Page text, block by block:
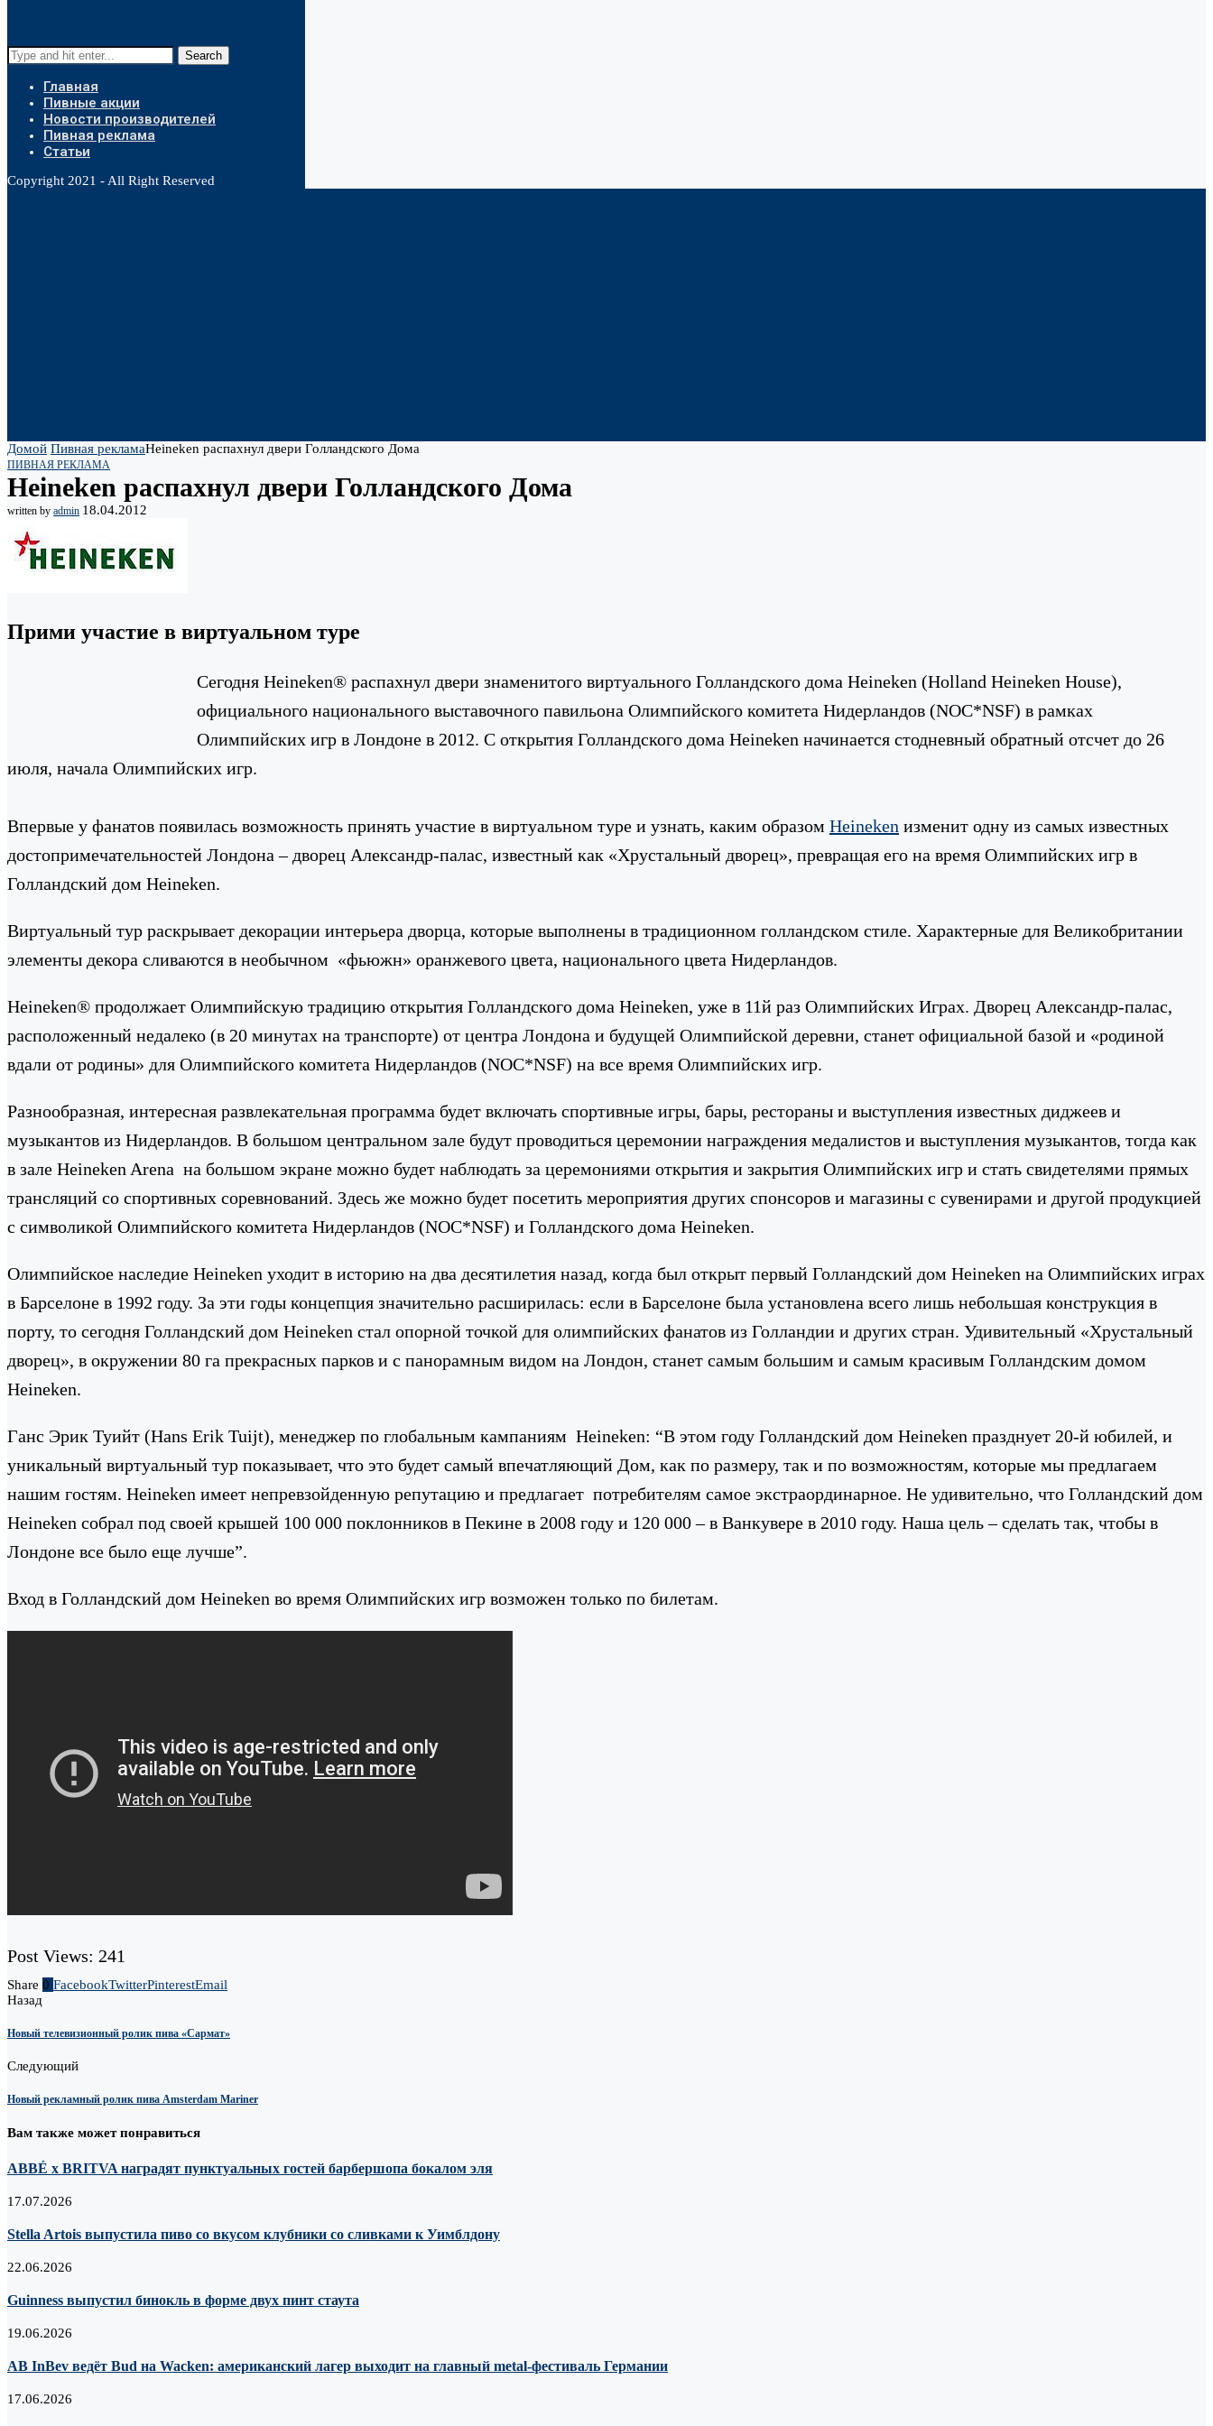
Search
Главная
Пивные акции
Новости производителей
Пивная реклама
Статьи
Copyright 2021 - All Right Reserved
Домой Пивная рекламаHeineken распахнул двери Голландского Дома
ПИВНАЯ РЕКЛАМА
Heineken распахнул двери Голландского Дома
written by admin 18.04.2012
Прими участие в виртуальном туре
Сегодня Heineken® распахнул двери знаменитого виртуального Голландского дома Heineken (Holland Heineken House),
официального национального выставочного павильона Олимпийского комитета Нидерландов (NOC*NSF) в рамках
Олимпийских игр в Лондоне в 2012. С открытия Голландского дома Heineken начинается стодневный обратный отсчет до 26
июля, начала Олимпийских игр.
Впервые у фанатов появилась возможность принять участие в виртуальном туре и узнать, каким образом Heineken изменит одну из самых известных
достопримечательностей Лондона – дворец Александр-палас, известный как «Хрустальный дворец», превращая его на время Олимпийских игр в
Голландский дом Heineken.
Виртуальный тур раскрывает декорации интерьера дворца, которые выполнены в традиционном голландском стиле. Характерные для Великобритании
элементы декора сливаются в необычном «фьюжн» оранжевого цвета, национального цвета Нидерландов.
Heineken® продолжает Олимпийскую традицию открытия Голландского дома Heineken, уже в 11й раз Олимпийских Играх. Дворец Александр-палас,
расположенный недалеко (в 20 минутах на транспорте) от центра Лондона и будущей Олимпийской деревни, станет официальной базой и «родиной
вдали от родины» для Олимпийского комитета Нидерландов (NOC*NSF) на все время Олимпийских игр.
Разнообразная, интересная развлекательная программа будет включать спортивные игры, бары, рестораны и выступления известных диджеев и
музыкантов из Нидерландов. В большом центральном зале будут проводиться церемонии награждения медалистов и выступления музыкантов, тогда как
в зале Heineken Arena на большом экране можно будет наблюдать за церемониями открытия и закрытия Олимпийских игр и стать свидетелями прямых
трансляций со спортивных соревнований. Здесь же можно будет посетить мероприятия других спонсоров и магазины с сувенирами и другой продукцией
с символикой Олимпийского комитета Нидерландов (NOC*NSF) и Голландского дома Heineken.
Олимпийское наследие Heineken уходит в историю на два десятилетия назад, когда был открыт первый Голландский дом Heineken на Олимпийских играх
в Барселоне в 1992 году. За эти годы концепция значительно расширилась: если в Барселоне была установлена всего лишь небольшая конструкция в
порту, то сегодня Голландский дом Heineken стал опорной точкой для олимпийских фанатов из Голландии и других стран. Удивительный «Хрустальный
дворец», в окружении 80 га прекрасных парков и с панорамным видом на Лондон, станет самым большим и самым красивым Голландским домом
Heineken.
Ганс Эрик Туийт (Hans Erik Tuijt), менеджер по глобальным кампаниям Heineken: “В этом году Голландский дом Heineken празднует 20-й юбилей, и
уникальный виртуальный тур показывает, что это будет самый впечатляющий Дом, как по размеру, так и по возможностям, которые мы предлагаем
нашим гостям. Heineken имеет непревзойденную репутацию и предлагает потребителям самое экстраординарное. Не удивительно, что Голландский дом
Heineken собрал под своей крышей 100 000 поклонников в Пекине в 2008 году и 120 000 – в Ванкувере в 2010 году. Наша цель – сделать так, чтобы в
Лондоне все было еще лучше”.
Вход в Голландский дом Heineken во время Олимпийских игр возможен только по билетам.
Post Views: 241
Share 0 FacebookTwitterPinterestEmail
Назад
Новый телевизионный ролик пива «Сармат»
Следующий
Новый рекламный ролик пива Amsterdam Mariner
Вам также может понравиться
ABBÉ х BRITVA наградят пунктуальных гостей барбершопа бокалом эля
17.07.2026
Stella Artois выпустила пиво со вкусом клубники со сливками к Уимблдону
22.06.2026
Guinness выпустил бинокль в форме двух пинт стаута
19.06.2026
AB InBev ведёт Bud на Wacken: американский лагер выходит на главный metal-фестиваль Германии
17.06.2026